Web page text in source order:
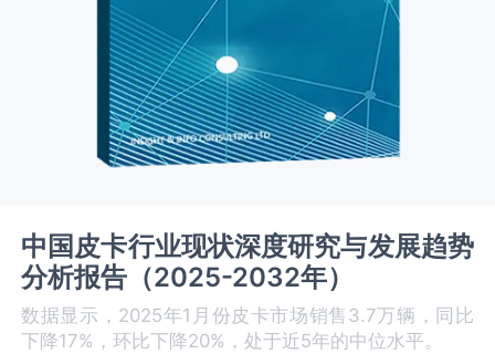
中国皮卡行业现状深度研究与发展趋势
分析报告（2025-2032年）
数据显示，2025年1月份皮卡市场销售3.7万辆，同比
下降17%，环比下降20%，处于近5年的中位水平。